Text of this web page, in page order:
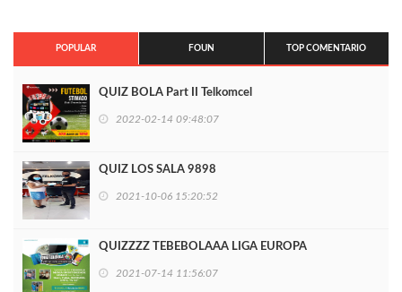
POPULAR FOUN TOP COMENTARIO
QUIZ BOLA Part II Telkomcel
2022-02-14 09:48:07
QUIZ LOS SALA 9898
2021-10-06 15:20:52
QUIZZZZ TEBEBOLAAA LIGA EUROPA
2021-07-14 11:56:07